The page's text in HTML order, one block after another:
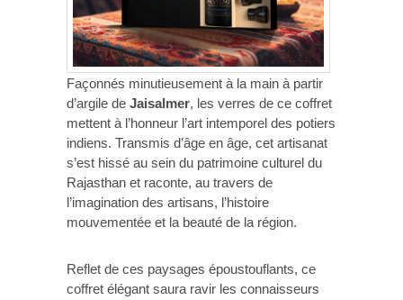
Façonnés minutieusement à la main à partir
d’argile de Jaisalmer, les verres de ce coffret
mettent à l’honneur l’art intemporel des potiers
indiens. Transmis d’âge en âge, cet artisanat
s’est hissé au sein du patrimoine culturel du
Rajasthan et raconte, au travers de
l’imagination des artisans, l’histoire
mouvementée et la beauté de la région.
Reflet de ces paysages époustouflants, ce
coffret élégant saura ravir les connaisseurs